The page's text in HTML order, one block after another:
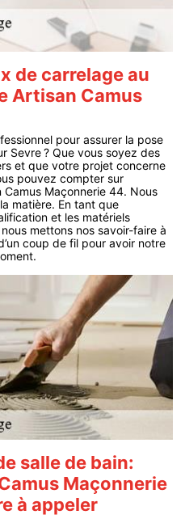
de carrelage au
Artisan Camus
pour assurer la pose
Sevre ? Que vous soyez des
et que votre projet concerne
pouvez compter sur
Camus Maçonnerie 44. Nous
matière. En tant que
et les matériels
mettons nos savoir-faire à
coup de fil pour avoir notre
salle de bain:
Maçonnerie
à appeler